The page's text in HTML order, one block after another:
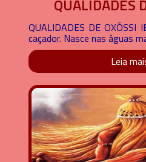
QUALIDADES
QUALIDADES DE OXÓSSI
caçador. Nasce nas águas
Leia